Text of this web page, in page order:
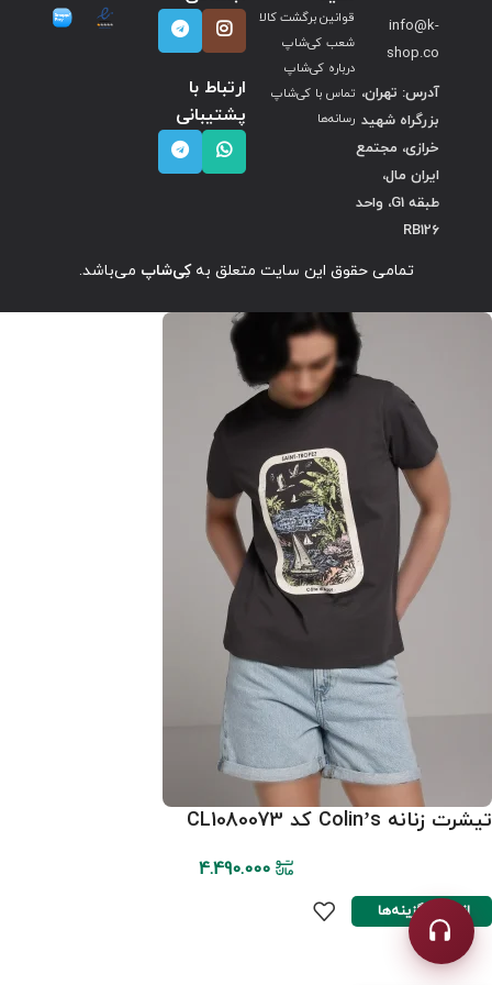
info@k-
shop.co
آدرس: تهران،
بزرگراه شهید
خرازی، مجتمع
ایران مال،
طبقه G1، واحد
RB126
قوانین برگشت کالا
شعب کی‌شاپ
درباره کی‌شاپ
تماس با کی‌شاپ
رسانه‌ها
ارتباط با
پشتیبانی
تمامی حقوق این سایت متعلق بهکِی‌شاپ می‌باشد.
تیشرت زنانه Colin’s کد CL1080073
4.490.000
انتخاب گزینه‌ها